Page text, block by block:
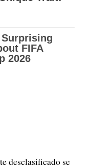
desclasificado se